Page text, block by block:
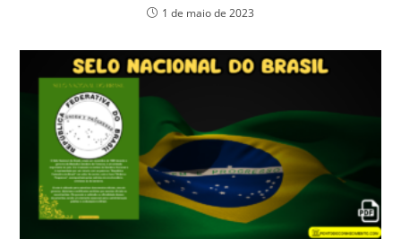
1 de maio de 2023